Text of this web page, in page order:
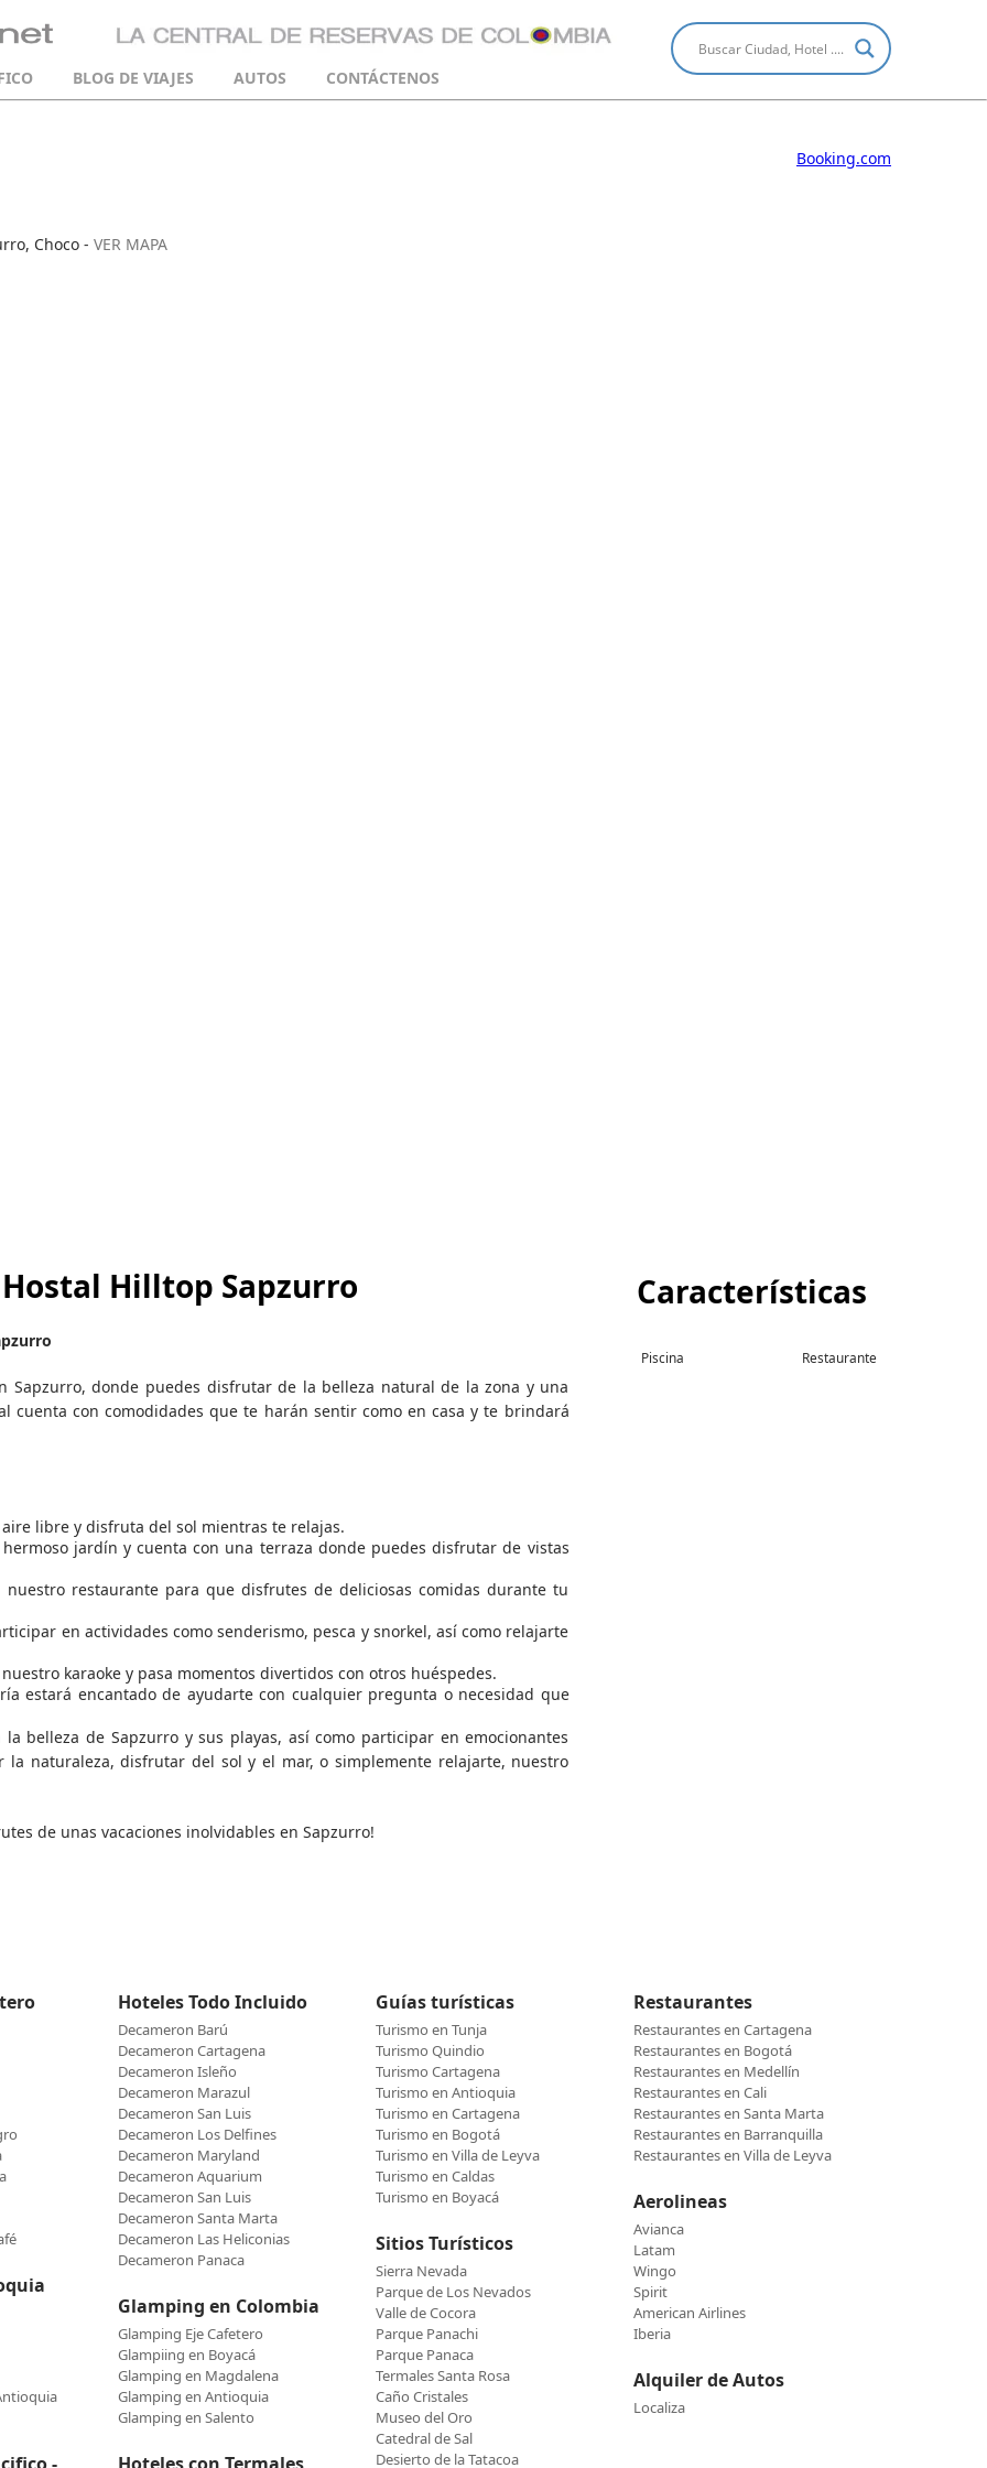
BLOG DE VIAJES AUTOS CONTÁCTENOS
Choco - VER MAPA
Booking.com
Hilltop Sapzurro
Sapzurro, donde puedes disfrutar de la belleza natural de la zona y una
cuenta con comodidades que te harán sentir como en casa y te brindará
libre y disfruta del sol mientras te relajas.
jardín y cuenta con una terraza donde puedes disfrutar de vistas
nuestro restaurante para que disfrutes de deliciosas comidas durante tu
en actividades como senderismo, pesca y snorkel, así como relajarte
karaoke y pasa momentos divertidos con otros huéspedes.
estará encantado de ayudarte con cualquier pregunta o necesidad que
belleza de Sapzurro y sus playas, así como participar en emocionantes
la naturaleza, disfrutar del sol y el mar, o simplemente relajarte, nuestro
de unas vacaciones inolvidables en Sapzurro!
Características
Piscina Restaurante
Hoteles Todo Incluido
Decameron Barú
Decameron Cartagena
Decameron Isleño
Decameron Marazul
Decameron San Luis
Decameron Los Delfines
Decameron Maryland
Decameron Aquarium
Decameron San Luis
Decameron Santa Marta
Decameron Las Heliconias
Decameron Panaca
Glamping en Colombia
Glamping Eje Cafetero
Glampiing en Boyacá
Glamping en Magdalena
Glamping en Antioquia
Glamping en Salento
Guías turísticas
Turismo en Tunja
Turismo Quindio
Turismo Cartagena
Turismo en Antioquia
Turismo en Cartagena
Turismo en Bogotá
Turismo en Villa de Leyva
Turismo en Caldas
Turismo en Boyacá
Sitios Turísticos
Sierra Nevada
Parque de Los Nevados
Valle de Cocora
Parque Panachi
Parque Panaca
Termales Santa Rosa
Caño Cristales
Museo del Oro
Catedral de Sal
Desierto de la Tatacoa
Restaurantes
Restaurantes en Cartagena
Restaurantes en Bogotá
Restaurantes en Medellín
Restaurantes en Cali
Restaurantes en Santa Marta
Restaurantes en Barranquilla
Restaurantes en Villa de Leyva
Aerolineas
Avianca
Latam
Wingo
Spirit
American Airlines
Iberia
Alquiler de Autos
Localiza